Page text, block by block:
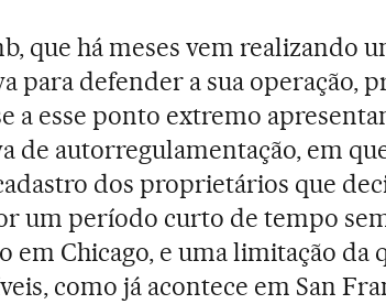
que há meses vem realizando
para defender a sua operação,
a esse ponto extremo
de autorregulamentação, em
dos proprietários que
um período curto de tempo
em Chicago, e uma limitação da
como já acontece em San